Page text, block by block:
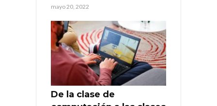
mayo 20, 2022
De la clase de